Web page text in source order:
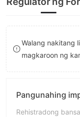
9
Walang nakitang
magkaroon ng
Pangunahing
Rehistradong bansa